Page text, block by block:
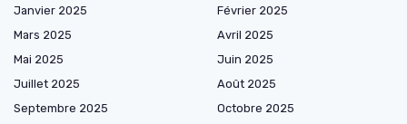
Janvier 2025
Février 2025
Mars 2025
Avril 2025
Mai 2025
Juin 2025
Juillet 2025
Août 2025
Septembre 2025
Octobre 2025